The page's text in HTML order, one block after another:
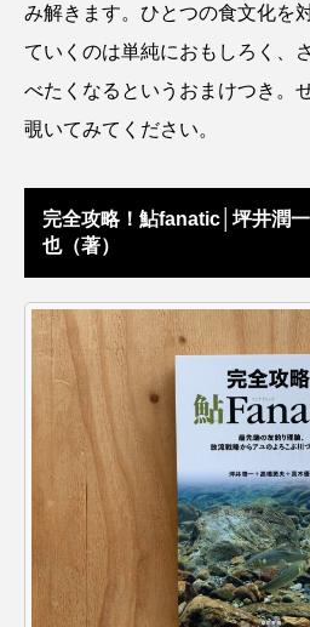
コモレビクラゲ コモンイ
ゴトウタゴガエル ゴマフ
サカナアパートメント サ
サクラアジ サクラエビ
サクラマス サケ サ
サツオミシマ サバ
サブカルチャー サメ
サルシアクラゲ サルパ
サンゴ サンショウウオ
み解きます。ひとつの食文化を
ていくのは単純におもしろく、
べたくなるというおまけつき。
覗いてみてください。
完全攻略！鮎fanatic│坪井潤
也（著）